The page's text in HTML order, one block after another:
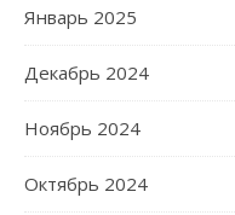
Январь 2025
Декабрь 2024
Ноябрь 2024
Октябрь 2024